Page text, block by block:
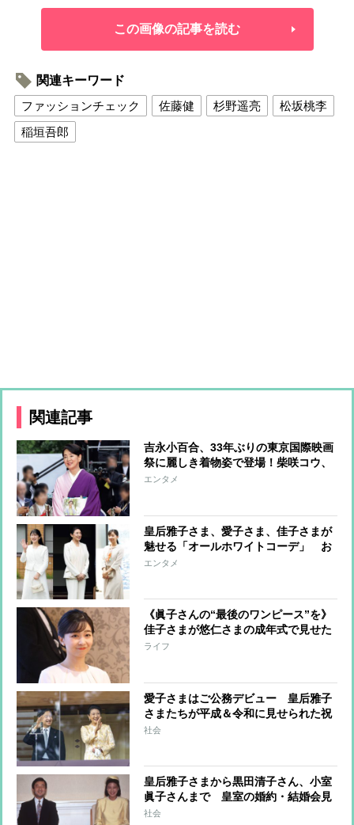
この画像の記事を読む
関連キーワード
ファッションチェック
佐藤健 杉野遥亮
松坂桃李
稲垣吾郎
関連記事
吉永小百合、33年ぶりの東京国際映画
祭に麗しき着物姿で登場！柴咲コウ、
満島ひかり、川口春奈らはハートポー
エンタメ
皇后雅子さま、愛子さま、佳子さまが
魅せる「オールホワイトコーデ」 お
しゃれに着こなすコツに注目
エンタメ
《眞子さんの“最後のワンピース”を》
佳子さまが悠仁さまの成年式で見せた
「お姉さまとともに」の思い
ライフ
愛子さまはご公務デビュー 皇后雅子
さまたちが平成＆令和に見せられた祝
賀のドレス姿
社会
皇后雅子さまから黒田清子さん、小室
眞子さんまで 皇室の婚約・結婚会見
のファッションと秘話
社会